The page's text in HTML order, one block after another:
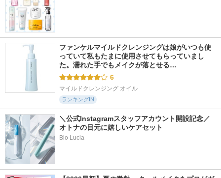
ファンケルマイルドクレンジングは娘がいつも使
っていて私もたまに使用させてもらっていまし
た。濡れた手でもメイクが落とせる…
6
マイルドクレンジング オイル
ランキングIN
＼公式Instagramスタッフアカウント開設記念／
オトナの目元に嬉しいケアセット
Bio Lucia